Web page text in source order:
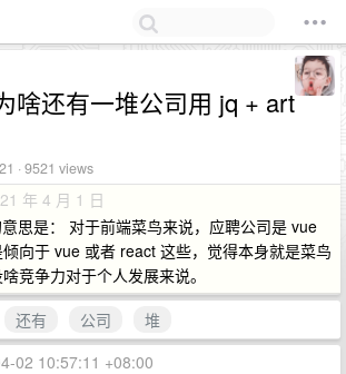
啥还有一堆公司用 jq + art
· 9521 views
年 4 月 1 日
思是： 对于前端菜鸟来说，应聘公司是 vue
向于 vue 或者 react 这些，觉得本身就是菜鸟
竞争力对于个人发展来说。
还有 公司
堆
02 10:57:11 +08:00